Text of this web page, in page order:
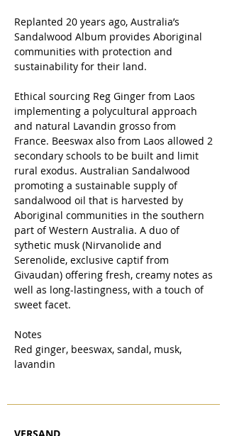
Replanted 20 years ago, Australia’s
Sandalwood Album provides Aboriginal
communities with protection and
sustainability for their land.
Ethical sourcing Reg Ginger from Laos
implementing a polycultural approach
and natural Lavandin grosso from
France. Beeswax also from Laos allowed 2
secondary schools to be built and limit
rural exodus. Australian Sandalwood
promoting a sustainable supply of
sandalwood oil that is harvested by
Aboriginal communities in the southern
part of Western Australia. A duo of
sythetic musk (Nirvanolide and
Serenolide, exclusive captif from
Givaudan) offering fresh, creamy notes as
well as long-lastingness, with a touch of
sweet facet.
Notes
Red ginger, beeswax, sandal, musk,
lavandin